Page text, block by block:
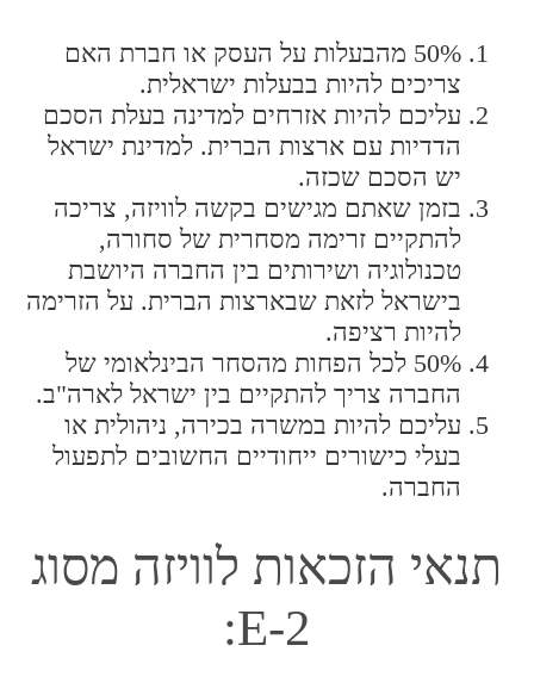
סוחרים/משקיעים
לאמריקה?
אם אתם מעוניינים לעסוק במסחר בארצות
הברית מכל סוג שהוא, למשל מסחר בשירותים
וטכנולוגיה, בין מדינת ישראל או מדינה אחרת בה
אתם אזרחים, אתם נדרשים להגיש בקשה לוויזה
מסוג E-1, הנקראת וויזת אמנת מסחר. אם
המטרה שלכם היא לא מסחר אבל קשורה
בארצות הברית עליכם למלות פרטים ובקשה
לוויזת מסוג E-2, הנקראת וויזת משקיע.
50% מהבעלות על העסק או חברת האם
צריכים להיות בבעלות ישראלית.
עליכם להיות אזרחים למדינה בעלת הסכם
הדדיות עם ארצות הברית. למדינת ישראל
יש הסכם שכזה.
בזמן שאתם מגישים בקשה לוויזה, צריכה
להתקיים זרימה מסחרית של סחורה,
טכנולוגיה ושירותים בין החברה היושבת
בישראל לזאת שבארצות הברית. על הזרימה
להיות רציפה.
50% לכל הפחות מהסחר הבינלאומי של
החברה צריך להתקיים בין ישראל לארה"ב.
עליכם להיות במשרה בכירה, ניהולית או
בעלי כישורים ייחודיים החשובים לתפעול
החברה.
תנאי הזכאות לוויזה מסוג
E-2: